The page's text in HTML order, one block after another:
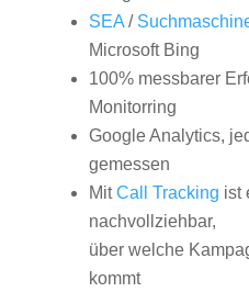
SEA/
Microsoft Bing
100% messbarer
Monitorring
Google Analytics,
gemessen
MitCall Tracking ist
nachvollziehbar,
über welche
kommt